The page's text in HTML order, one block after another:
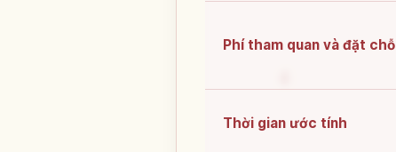
Phí tham quan và đặt chỗ
Thời gian ước tính